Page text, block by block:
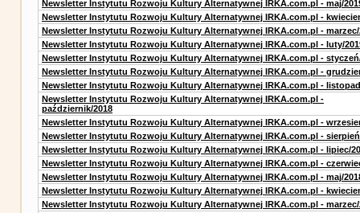
Newsletter Instytutu Rozwoju Kultury Alternatywnej IRKA.com.pl - maj/
Newsletter Instytutu Rozwoju Kultury Alternatywnej IRKA.com.pl -
Newsletter Instytutu Rozwoju Kultury Alternatywnej IRKA.com.pl - marzec/
Newsletter Instytutu Rozwoju Kultury Alternatywnej IRKA.com.pl - luty/
Newsletter Instytutu Rozwoju Kultury Alternatywnej IRKA.com.pl -
Newsletter Instytutu Rozwoju Kultury Alternatywnej IRKA.com.pl -
Newsletter Instytutu Rozwoju Kultury Alternatywnej IRKA.com.pl -
Newsletter Instytutu Rozwoju Kultury Alternatywnej IRKA.com.pl -
październik/2018
Newsletter Instytutu Rozwoju Kultury Alternatywnej IRKA.com.pl -
Newsletter Instytutu Rozwoju Kultury Alternatywnej IRKA.com.pl -
Newsletter Instytutu Rozwoju Kultury Alternatywnej IRKA.com.pl - lipiec/
Newsletter Instytutu Rozwoju Kultury Alternatywnej IRKA.com.pl -
Newsletter Instytutu Rozwoju Kultury Alternatywnej IRKA.com.pl - maj/
Newsletter Instytutu Rozwoju Kultury Alternatywnej IRKA.com.pl -
Newsletter Instytutu Rozwoju Kultury Alternatywnej IRKA.com.pl - marzec/